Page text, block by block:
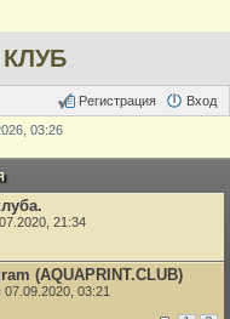
Вход
Регистрация
03:26
21:34
(AQUAPRINT.CLUB)
07.09.2020, 03:21